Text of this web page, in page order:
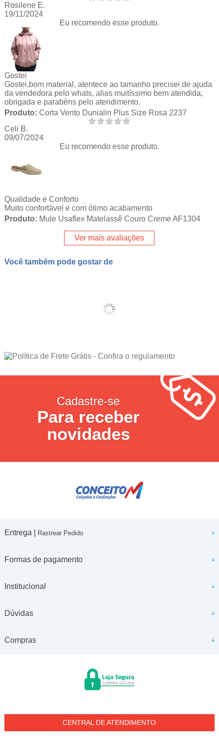
Rosilene E.
19/11/2024
Eu recomendo esse produto.
Gostei
Gostei,bom material, atentece ao tamanho precisei de ajuda
da vendedora pelo whats, alias muitíssimo bem atendida,
obrigada e parabéns pelo atendimento.
Produto: Corta Vento Dunialin Plus Size Rosa 2237
Celi B.
09/07/2024
Eu recomendo esse produto.
Qualidade e Conforto
Muito confortável e com ótimo acabamento
Produto: Mule Usaflex Matelassê Couro Creme AF1304
Ver mais avaliações
Você também pode gostar de
Cadastre-se
Para receber
novidades
Entrega | Rastrear Pedido
Formas de pagamento
Institucional
Dúvidas
Compras
CENTRAL DE ATENDIMENTO